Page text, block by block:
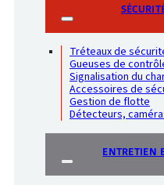
Tréteaux de
Gueuses de
Signalisation du
Accessoires de
Gestion de flotte
Détecteurs,
ENTRETIEN